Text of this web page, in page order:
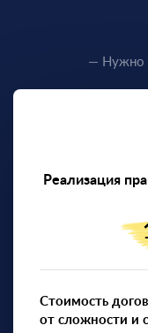
— Нужно
Реализация
Стоимость
от сложности и